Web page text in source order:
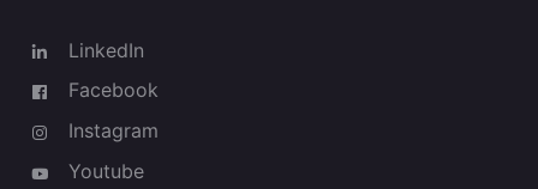
LinkedIn
Facebook
Instagram
Youtube